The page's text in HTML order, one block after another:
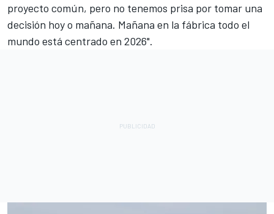
proyecto común, pero no tenemos prisa por tomar una
decisión hoy o mañana. Mañana en la fábrica todo el
mundo está centrado en 2026".